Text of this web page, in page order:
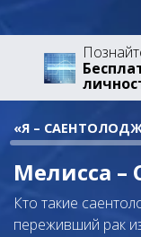
«Я –
Мелисса
Кто такие
переживший рак